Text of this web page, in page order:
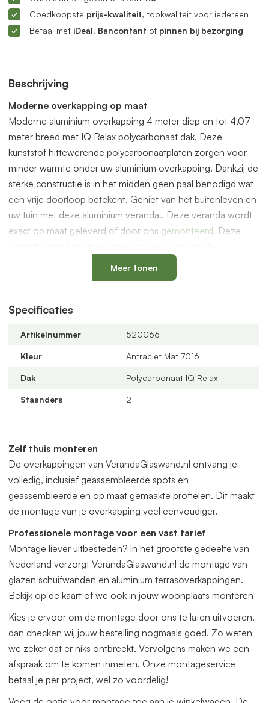
Beschrijving
Moderne overkapping op maat
Moderne aluminium overkapping 4 meter diep en tot 4,07
meter breed met IQ Relax polycarbonaat dak. Deze
kunststof hittewerende polycarbonaatplaten zorgen voor
minder warmte onder uw aluminium overkapping. Dankzij de
sterke constructie is in het midden geen paal benodigd wat
een vrije doorloop betekent. Geniet van het buitenleven en
uw tuin met deze aluminium veranda.. Deze veranda wordt
exact op maat geleverd of door ons gemonteerd. Deze
aangegeven in de afmetingen. Dit zijn de afmetingen van
buitenkant van de aluminium staanders gemeten uit de gevel
De overkapping is ook geschikt voor glazen schuifwanden
om een prachtige serre te maken. Dit en andere accessoires
pagina.
Compleet bouwpakket
De overkapping wordt geleverd als compleet bouwpakket
meegeleverd.
Offerte aanvragen
Bestel via de webshop of vraaghiergeheel vrijblijvend een
offerte aan. Deze veranda kunnen wij gratis op maat
leveren. Zowel in de breedte als diepte. Het beste vraagt u
dan een offerte aan.
Meer tonen
Specificaties
Artikelnummer 520066
Kleur Antraciet Mat 7016
Dak Polycarbonaat IQ Relax
Staanders 2
Zelf thuis monteren
De overkappingen van VerandaGlaswand.nl ontvang je
volledig, inclusief geassembleerde spots en
geassembleerde en op maat gemaakte profielen. Dit maakt
de montage van je overkapping veel eenvoudiger.
Professionele montage voor een vast tarief
Montage liever uitbesteden? In het grootste gedeelte van
Nederland verzorgt VerandaGlaswand.nl de montage van
glazen schuifwanden en aluminium terrasoverkappingen.
Bekijk op de kaart of we ook in jouw woonplaats monteren
Kies je ervoor om de montage door ons te laten uitvoeren,
dan checken wij jouw bestelling nogmaals goed. Zo weten
we zeker dat er niks ontbreekt. Vervolgens maken we een
afspraak om te komen inmeten. Onze montageservice
betaal je per project, wel zo voordelig!
Goedkoopste prijs-kwaliteit, topkwaliteit voor iedereen
Betaal met iDeal, Bancontant of pinnen bij bezorging